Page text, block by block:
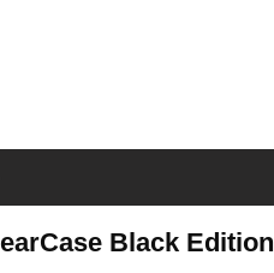
Black Edition